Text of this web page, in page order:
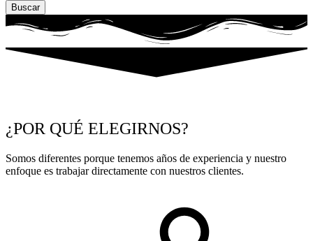
Buscar
¿POR QUÉ ELEGIRNOS?
Somos diferentes porque tenemos años de experiencia y nuestro
enfoque es trabajar directamente con nuestros clientes.